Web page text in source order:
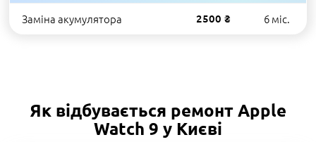
Заміна акумулятора 2500 ₴ 6 міс.
Як відбувається ремонт Apple
Watch 9 у Києві